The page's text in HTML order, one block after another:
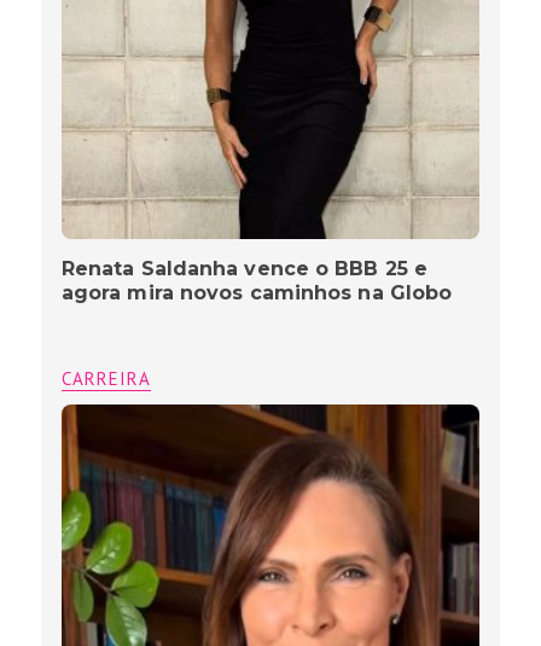
Renata Saldanha vence o BBB 25 e
agora mira novos caminhos na Globo
CARREIRA